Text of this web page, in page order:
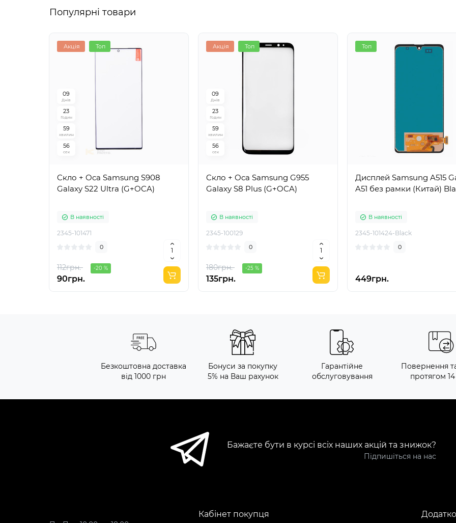
Популярні товари
Акція Топ
09
Днів
23
Годин
59
хвилин
55
сек
Cкло + Oca Samsung S908
Galaxy S22 Ultra (G+OCA)
В наявності
2345-101471
0
112грн. -20 %
90грн.
Акція Топ
09
Днів
23
Годин
59
хвилин
55
сек
Cкло + Oca Samsung G955
Galaxy S8 Plus (G+OCA)
В наявності
2345-100129
0
180грн. -25 %
135грн.
Топ
Дисплей Samsung A515
A51 без рамки (Китай)
В наявності
2345-101424-Black
0
449грн.
Безкоштовна доставка
від 1000 грн
Бонуси за покупку
5% на Ваш рахунок
Гарантійне
обслуговування
Повернення
протягом 14
Бажаєте бути в курсі всіх наших акцій та знижок?
Підпишіться на нас
Кабінет покупця